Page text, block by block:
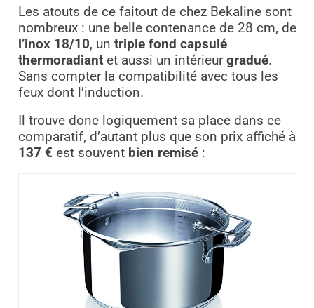
Les atouts de ce faitout de chez Bekaline sont
nombreux : une belle contenance de 28 cm, de
l’inox 18/10, un triple fond capsulé
thermoradiantet aussi un intérieurgradué.
Sans compter la compatibilité avec tous les
feux dont l’induction.
Il trouve donc logiquement sa place dans ce
comparatif, d’autant plus que son prix affiché à
137 € est souvent bien remisé: